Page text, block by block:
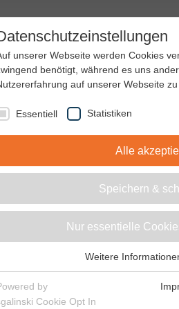
Service
und drehstarren
unserer Webseite werden Cookies
benötigt, während es uns
auf unserer Webseite zu
Essentiell Statistiken
Alle
Speichern &
Nur essentielle
Essentielle Cookies werden für
Webseite benötigt. Dadurch ist
Weitere
by
Cookie Opt In